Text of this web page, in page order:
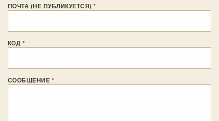
ПОЧТА (НЕ ПУБЛИКУЕТСЯ)*
КОД *
СООБЩЕНИЕ *